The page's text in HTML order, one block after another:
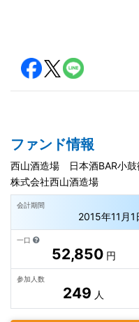
ファンド情報
西山酒造場 日本酒BAR小鼓
株式会社西山酒造場
会計期間
2015年11月
一口
52,850円
参加人数
249 人